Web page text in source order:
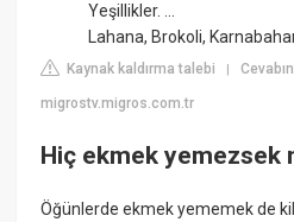
Yeşillikler. ...
Lahana, Brokoli,
Kaynak kaldırma talebi |
migrostv.migros.com.tr
Hiç ekmek yemezsek
Öğünlerde ekmek yememek de